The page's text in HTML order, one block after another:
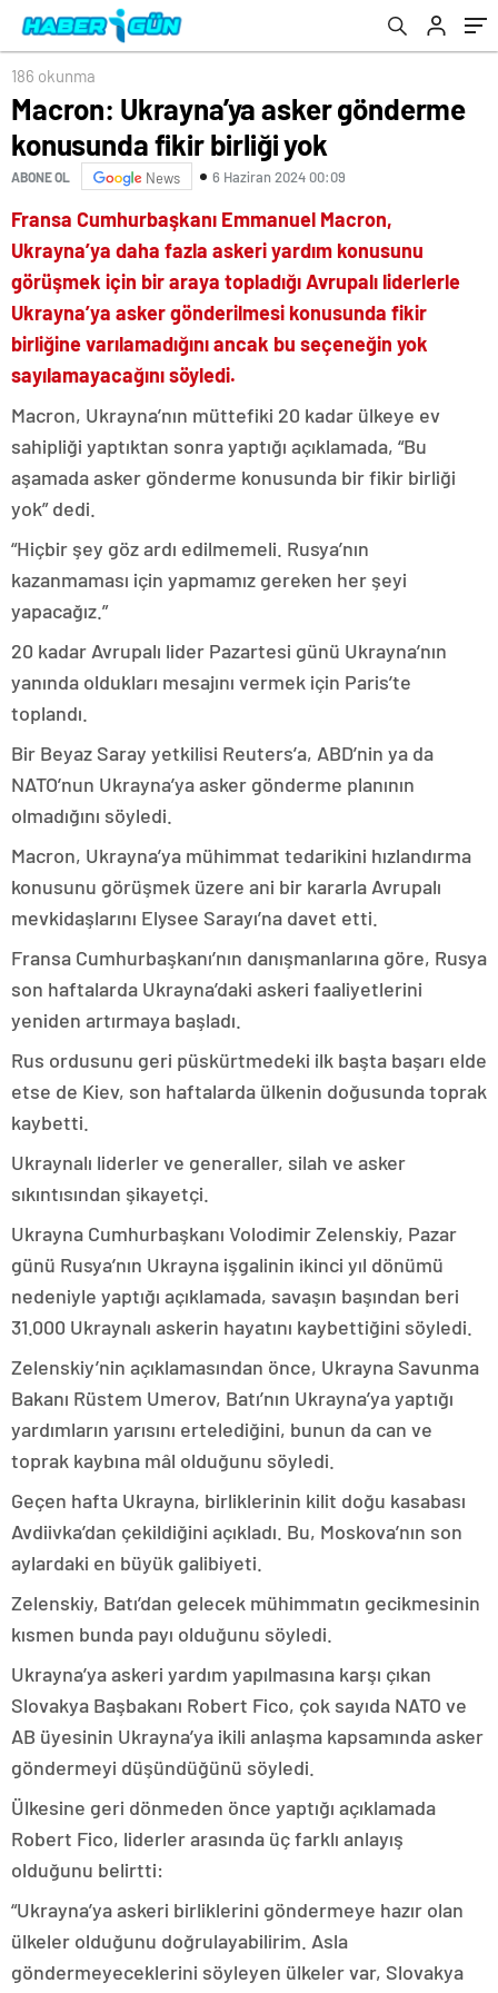
186 okunma
Macron: Ukrayna’ya asker gönderme
konusunda fikir birliği yok
ABONE OL News 6 Haziran 2024 00:09
Fransa Cumhurbaşkanı Emmanuel Macron,
Ukrayna’ya daha fazla askeri yardım konusunu
görüşmek için bir araya topladığı Avrupalı liderlerle
Ukrayna’ya asker gönderilmesi konusunda fikir
birliğine varılamadığını ancak bu seçeneğin yok
sayılamayacağını söyledi.
Macron, Ukrayna’nın müttefiki 20 kadar ülkeye ev
sahipliği yaptıktan sonra yaptığı açıklamada, “Bu
aşamada asker gönderme konusunda bir fikir birliği
yok” dedi.
“Hiçbir şey göz ardı edilmemeli. Rusya’nın
kazanmaması için yapmamız gereken her şeyi
yapacağız.”
20 kadar Avrupalı lider Pazartesi günü Ukrayna’nın
yanında oldukları mesajını vermek için Paris’te
toplandı.
Bir Beyaz Saray yetkilisi Reuters’a, ABD’nin ya da
NATO’nun Ukrayna’ya asker gönderme planının
olmadığını söyledi.
Macron, Ukrayna’ya mühimmat tedarikini hızlandırma
konusunu görüşmek üzere ani bir kararla Avrupalı
mevkidaşlarını Elysee Sarayı’na davet etti.
Fransa Cumhurbaşkanı’nın danışmanlarına göre, Rusya
son haftalarda Ukrayna’daki askeri faaliyetlerini
yeniden artırmaya başladı.
Rus ordusunu geri püskürtmedeki ilk başta başarı elde
etse de Kiev, son haftalarda ülkenin doğusunda toprak
kaybetti.
Ukraynalı liderler ve generaller, silah ve asker
sıkıntısından şikayetçi.
Ukrayna Cumhurbaşkanı Volodimir Zelenskiy, Pazar
günü Rusya’nın Ukrayna işgalinin ikinci yıl dönümü
nedeniyle yaptığı açıklamada, savaşın başından beri
31.000 Ukraynalı askerin hayatını kaybettiğini söyledi.
Zelenskiy’nin açıklamasından önce, Ukrayna Savunma
Bakanı Rüstem Umerov, Batı’nın Ukrayna’ya yaptığı
yardımların yarısını ertelediğini, bunun da can ve
toprak kaybına mâl olduğunu söyledi.
Geçen hafta Ukrayna, birliklerinin kilit doğu kasabası
Avdiivka’dan çekildiğini açıkladı. Bu, Moskova’nın son
aylardaki en büyük galibiyeti.
Zelenskiy, Batı’dan gelecek mühimmatın gecikmesinin
kısmen bunda payı olduğunu söyledi.
Ukrayna’ya askeri yardım yapılmasına karşı çıkan
Slovakya Başbakanı Robert Fico, çok sayıda NATO ve
AB üyesinin Ukrayna’ya ikili anlaşma kapsamında asker
göndermeyi düşündüğünü söyledi.
Ülkesine geri dönmeden önce yaptığı açıklamada
Robert Fico, liderler arasında üç farklı anlayış
olduğunu belirtti:
“Ukrayna’ya askeri birliklerini göndermeye hazır olan
ülkeler olduğunu doğrulayabilirim. Asla
göndermeyeceklerini söyleyen ülkeler var, Slovakya